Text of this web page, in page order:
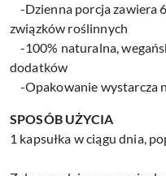
-Dzienna porcja zawiera
związków roślinnych
-100% naturalna,
dodatków
-Opakowanie wystarcza
SPOSÓB UŻYCIA
1 kapsułka w ciągu dnia,